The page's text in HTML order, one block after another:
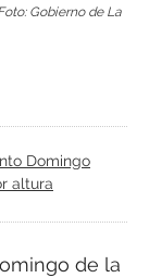
Gobierno de La
Domingo
altura
de la